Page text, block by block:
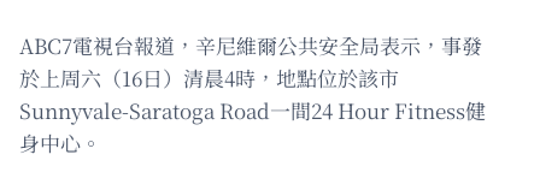
ABC7電視台報道，辛尼維爾公共安全局表示，事發
於上周六（16日）清晨4時，地點位於該市
Sunnyvale-Saratoga Road一間24 Hour Fitness健
身中心。